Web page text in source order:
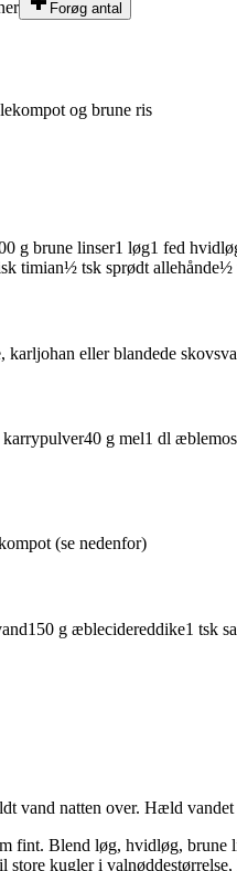
Forøg antal
og brune ris
g brune linser1 løg1 fed
timian½ tsk sprødt allehånde½
karljohan eller blandede
karrypulver40 g mel1 dl
(se nedenfor)
150 g æblecidereddike1 tsk
vand natten over. Hæld
fint. Blend løg, hvidløg, brune
store kugler i